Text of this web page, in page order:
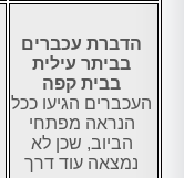
הדברת עכברים
בביתר עילית
בבית קפה
העכברים הגיעו ככל
הנראה מפתחי
הביוב, שכן לא
נמצאה עוד דרך